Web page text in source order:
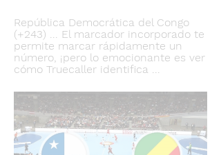
República Democrática del Congo
(+243) ... El marcador incorporado te
permite marcar rápidamente un
número, ¡pero lo emocionante es ver
cómo Truecaller identifica ...